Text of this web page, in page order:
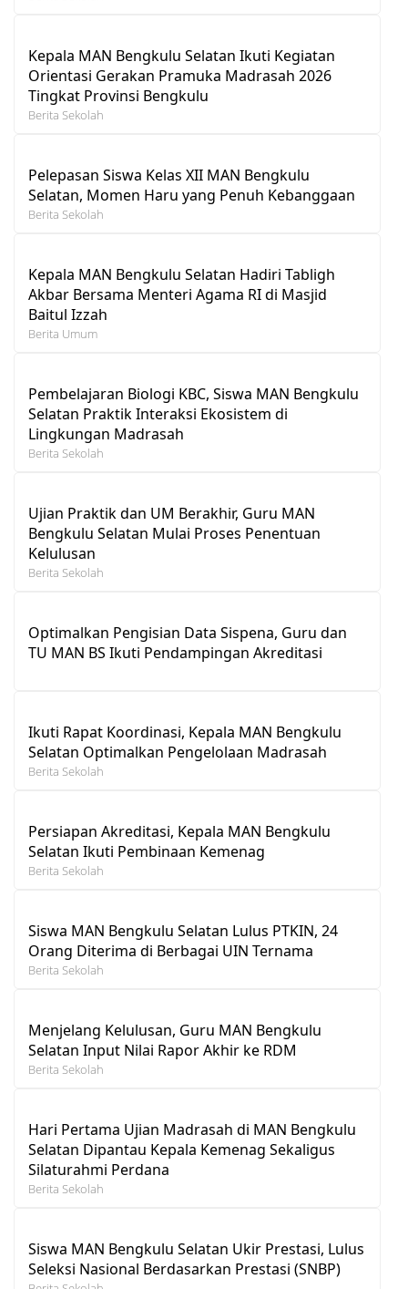
Kepala MAN Bengkulu Selatan Ikuti Kegiatan
Orientasi Gerakan Pramuka Madrasah 2026
Tingkat Provinsi Bengkulu
Berita Sekolah
Pelepasan Siswa Kelas XII MAN Bengkulu
Selatan, Momen Haru yang Penuh Kebanggaan
Berita Sekolah
Kepala MAN Bengkulu Selatan Hadiri Tabligh
Akbar Bersama Menteri Agama RI di Masjid
Baitul Izzah
Berita Umum
Pembelajaran Biologi KBC, Siswa MAN Bengkulu
Selatan Praktik Interaksi Ekosistem di
Lingkungan Madrasah
Berita Sekolah
Ujian Praktik dan UM Berakhir, Guru MAN
Bengkulu Selatan Mulai Proses Penentuan
Kelulusan
Berita Sekolah
Optimalkan Pengisian Data Sispena, Guru dan
TU MAN BS Ikuti Pendampingan Akreditasi
Ikuti Rapat Koordinasi, Kepala MAN Bengkulu
Selatan Optimalkan Pengelolaan Madrasah
Berita Sekolah
Persiapan Akreditasi, Kepala MAN Bengkulu
Selatan Ikuti Pembinaan Kemenag
Berita Sekolah
Siswa MAN Bengkulu Selatan Lulus PTKIN, 24
Orang Diterima di Berbagai UIN Ternama
Berita Sekolah
Menjelang Kelulusan, Guru MAN Bengkulu
Selatan Input Nilai Rapor Akhir ke RDM
Berita Sekolah
Hari Pertama Ujian Madrasah di MAN Bengkulu
Selatan Dipantau Kepala Kemenag Sekaligus
Silaturahmi Perdana
Berita Sekolah
Siswa MAN Bengkulu Selatan Ukir Prestasi, Lulus
Seleksi Nasional Berdasarkan Prestasi (SNBP)